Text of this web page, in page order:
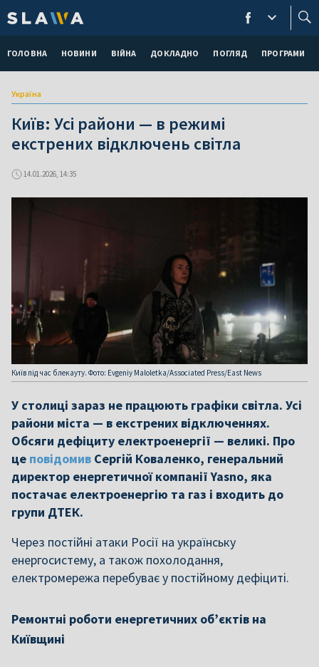
ГОЛОВНА НОВИНИ ВІЙНА ДОКЛАДНО ПОГЛЯД ПРОГРАМИ
Україна
Київ: Усі райони — в режимі
екстрених відключень світла
14.01.2026, 14:35
Київ під час блекауту. Фото: Evgeniy Maloletka/Associated Press/East News
У столиці зараз не працюють графіки світла. Усі
райони міста — в екстрених відключеннях.
Обсяги дефіциту електроенергії — великі. Про
це повідомив Сергій Коваленко, генеральний
директор енергетичної компанії Yasno, яка
постачає електроенергію та газ і входить до
групи ДТЕК.
Через постійні атаки Росії на українську
енергосистему, а також похолодання,
електромережа перебуває у постійному дефіциті.
Ремонтні роботи енергетичних об’єктів на
Київщині